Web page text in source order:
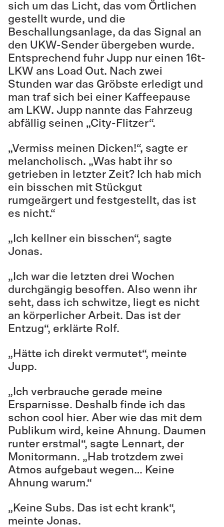
sich um das Licht, das vom Örtlichen
gestellt wurde, und die
Beschallungsanlage, da das Signal an
den UKW-Sender übergeben wurde.
Entsprechend fuhr Jupp nur einen 16t-
LKW ans Load Out. Nach zwei
Stunden war das Gröbste erledigt und
man traf sich bei einer Kaffeepause
am LKW. Jupp nannte das Fahrzeug
abfällig seinen „City-Flitzer“.
„Vermiss meinen Dicken!“, sagte er
melancholisch. „Was habt ihr so
getrieben in letzter Zeit? Ich hab mich
ein bisschen mit Stückgut
rumgeärgert und festgestellt, das ist
es nicht.“
„Ich kellner ein bisschen“, sagte
Jonas.
„Ich war die letzten drei Wochen
durchgängig besoffen. Also wenn ihr
seht, dass ich schwitze, liegt es nicht
an körperlicher Arbeit. Das ist der
Entzug“, erklärte Rolf.
„Hätte ich direkt vermutet“, meinte
Jupp.
„Ich verbrauche gerade meine
Ersparnisse. Deshalb finde ich das
schon cool hier. Aber wie das mit dem
Publikum wird, keine Ahnung. Daumen
runter erstmal“, sagte Lennart, der
Monitormann. „Hab trotzdem zwei
Atmos aufgebaut wegen… Keine
Ahnung warum.“
„Keine Subs. Das ist echt krank“,
meinte Jonas.